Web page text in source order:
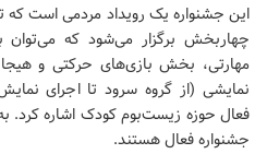
این جشنواره یک رویداد مردمی است که
چهاربخش برگزار می‌شود که
مهارتی، بخش بازی‌های حرکتی و
نمایشی (از گروه سرود تا اجرای
فعال حوزه زیست‌بوم کودک اشاره
جشنواره فعال هستند.